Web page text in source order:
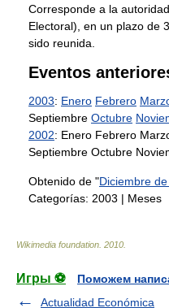
Corresponde a la
Electoral), en un plazo de
sido reunida.
Eventos
2003: Enero Febrero
Septiembre Octubre
2002: Enero Febrero
Septiembre Octubre
Obtenido de "Diciembre
Categorías: 2003 | Meses
Wikimedia foundation. 2010.
Игры ⚽
Поможем
Actualidad Económica